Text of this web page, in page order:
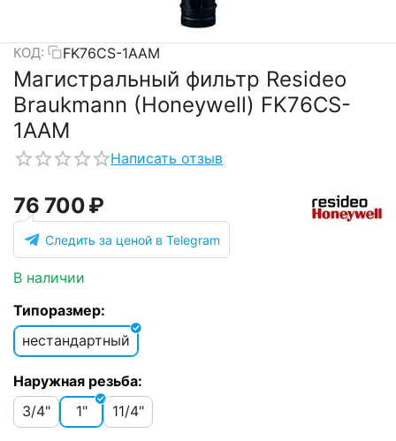
КОД: FK76CS-1AAM
Магистральный фильтр Resideo
Braukmann (Honeywell) FK76CS-
1AAM
Написать отзыв
76 700₽
Следить за ценой в Telegram
В наличии
Типоразмер:
нестандартный
Наружная резьба:
3/4"
1" 11/4"